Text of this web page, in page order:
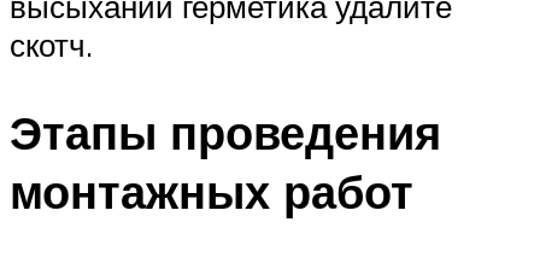
скотч.
Этапы проведения
монтажных работ